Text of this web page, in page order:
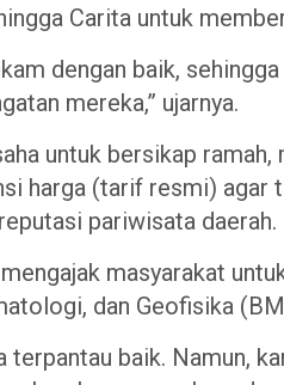
Carita untuk
dengan baik,
mereka,” ujarnya.
untuk bersikap ramah,
harga (tarif resmi) agar
pariwisata daerah.
masyarakat
dan Geofisika
terpantau baik. Namun,